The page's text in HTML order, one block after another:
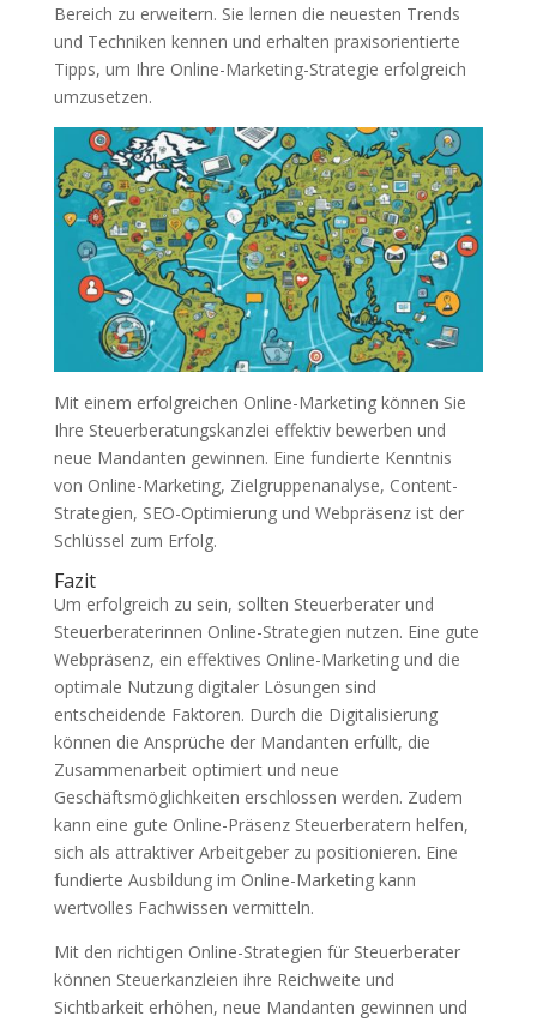
Bereich zu erweitern. Sie lernen die neuesten Trends
und Techniken kennen und erhalten praxisorientierte
Tipps, um Ihre Online-Marketing-Strategie erfolgreich
umzusetzen.
Mit einem erfolgreichen Online-Marketing können Sie
Ihre Steuerberatungskanzlei effektiv bewerben und
neue Mandanten gewinnen. Eine fundierte Kenntnis
von Online-Marketing, Zielgruppenanalyse, Content-
Strategien, SEO-Optimierung und Webpräsenz ist der
Schlüssel zum Erfolg.
Fazit
Um erfolgreich zu sein, sollten Steuerberater und
Steuerberaterinnen Online-Strategien nutzen. Eine gute
Webpräsenz, ein effektives Online-Marketing und die
optimale Nutzung digitaler Lösungen sind
entscheidende Faktoren. Durch die Digitalisierung
können die Ansprüche der Mandanten erfüllt, die
Zusammenarbeit optimiert und neue
Geschäftsmöglichkeiten erschlossen werden. Zudem
kann eine gute Online-Präsenz Steuerberatern helfen,
sich als attraktiver Arbeitgeber zu positionieren. Eine
fundierte Ausbildung im Online-Marketing kann
wertvolles Fachwissen vermitteln.
Mit den richtigen Online-Strategien für Steuerberater
können Steuerkanzleien ihre Reichweite und
Sichtbarkeit erhöhen, neue Mandanten gewinnen und